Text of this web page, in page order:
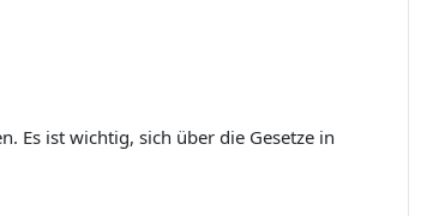
Es ist wichtig, sich über die Gesetze in